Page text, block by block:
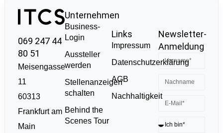
069 247 44
80 51
Meisengasse
11
60313
Frankfurt am
Main
Unternehmen
Business-
Login
Aussteller
werden
Stellenanzeigen
schalten
Behind the
Scenes Tour
Links
Impressum
Datenschutzerklärung
AGB
Nachhaltigkeit
Newsletter-
Anmeldung